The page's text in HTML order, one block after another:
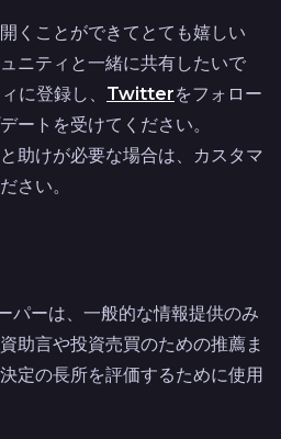
くことができてとても嬉しい
ニティと一緒に共有したいで
に登録し、 Twitterをフォロー
ートを受けてください。
助けが必要な場合は、カスタマ
さい。
パーは、一般的な情報提供のみ
助言や投資売買のための推薦ま
定の長所を評価するために使用